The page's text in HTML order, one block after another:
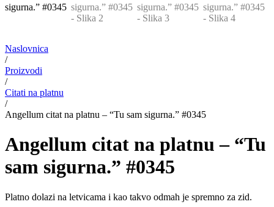
Naslovnica
/
Proizvodi
/
Citati na platnu
/
Angellum citat na platnu – “Tu sam sigurna.” #0345
Angellum citat na platnu – “Tu
sam sigurna.” #0345
Platno dolazi na letvicama i kao takvo odmah je spremno za zid.